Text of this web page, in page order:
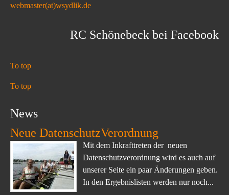
webmaster(at)wsydlik.de
RC Schönebeck bei Facebook
To top
To top
News
Neue DatenschutzVerordnung
Mit dem Inkrafttreten der neuen
Datenschutzverordnung wird es auch auf
unserer Seite ein paar Änderungen geben.
In den Ergebnislisten werden nur noch...